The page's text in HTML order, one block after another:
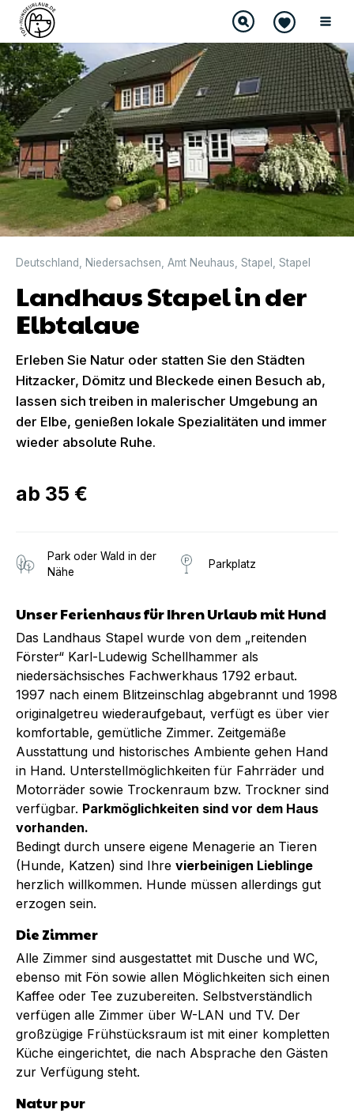
Deutschland Niedersachsen Amt Neuhaus Stapel Stapel
Landhaus Stapel in der
Elbtalaue
Erleben Sie Natur oder statten Sie den Städten
Hitzacker, Dömitz und Bleckede einen Besuch ab,
lassen sich treiben in malerischer Umgebung an
der Elbe, genießen lokale Spezialitäten und immer
wieder absolute Ruhe.
ab 35 €
Park oder Wald in der
Nähe
Parkplatz
Unser Ferienhaus für Ihren Urlaub mit Hund
Das Landhaus Stapel wurde von dem „reitenden
Förster“ Karl-Ludewig Schellhammer als
niedersächsisches Fachwerkhaus 1792 erbaut.
1997 nach einem Blitzeinschlag abgebrannt und 1998
originalgetreu wiederaufgebaut, verfügt es über vier
komfortable, gemütliche Zimmer. Zeitgemäße
Ausstattung und historisches Ambiente gehen Hand
in Hand. Unterstellmöglichkeiten für Fahrräder und
Motorräder sowie Trockenraum bzw. Trockner sind
verfügbar. Parkmöglichkeiten sind vor dem Haus
vorhanden.
Bedingt durch unsere eigene Menagerie an Tieren
(Hunde, Katzen) sind Ihre vierbeinigen Lieblinge
herzlich willkommen. Hunde müssen allerdings gut
erzogen sein.
Die Zimmer
Alle Zimmer sind ausgestattet mit Dusche und WC,
ebenso mit Fön sowie allen Möglichkeiten sich einen
Kaffee oder Tee zuzubereiten. Selbstverständlich
verfügen alle Zimmer über W-LAN und TV. Der
großzügige Frühstücksraum ist mit einer kompletten
Küche eingerichtet, die nach Absprache den Gästen
zur Verfügung steht.
Natur pur